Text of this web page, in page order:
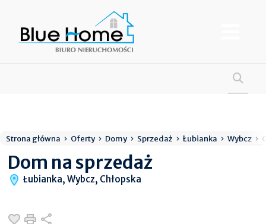
Strona główna Oferty Domy Sprzedaż Łubianka Wybcz
Dom na sprzedaż
Łubianka, Wybcz, Chłopska
Dodaj do ulubionych
Drukuj